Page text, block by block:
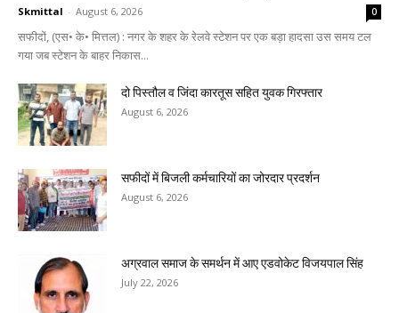
Skmittal - August 6, 2026 0
सफीदों, (एस• के• मित्तल) : नगर के शहर के रेलवे स्टेशन पर एक बड़ा हादसा उस समय टल
गया जब स्टेशन के बाहर निकास...
दो पिस्तौल व जिंदा कारतूस सहित युवक गिरफ्तार
August 6, 2026
सफीदों में बिजली कर्मचारियों का जोरदार प्रदर्शन
August 6, 2026
अग्रवाल समाज के समर्थन में आए एडवोकेट विजयपाल सिंह
July 22, 2026